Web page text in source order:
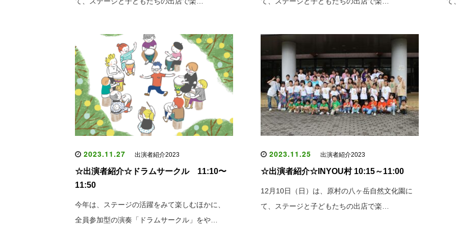
2023.11.27 出演者紹介2023
☆出演者紹介☆ドラムサークル 11:10〜
11:50
今年は、ステージの活躍をみて楽しむほかに、
全員参加型の演奏「ドラムサークル」をや…
2023.11.25 出演者紹介2023
☆出演者紹介☆INYOU村 10:15～11:00
12月10日（日）は、原村の八ヶ岳自然文化園に
て、ステージと子どもたちの出店で楽…